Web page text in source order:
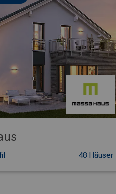
48 Häuser